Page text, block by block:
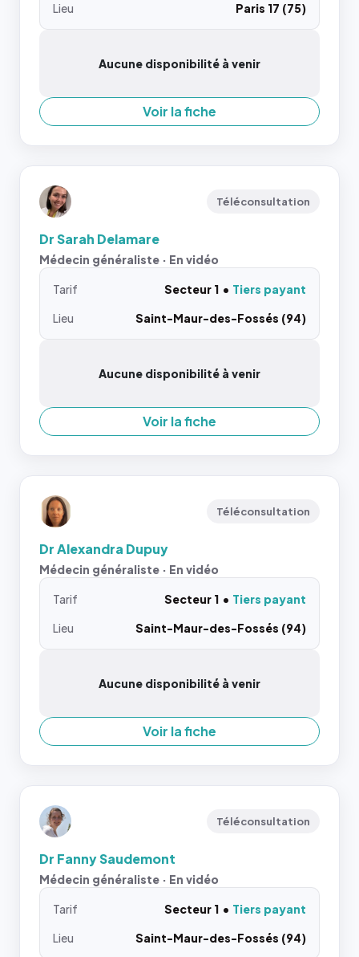
Lieu
Paris 17 (75)
Aucune disponibilité à venir
Voir la fiche
Téléconsultation
Dr Sarah Delamare
Médecin généraliste · En vidéo
Tarif Secteur 1
Tiers payant
Lieu
Saint-Maur-des-Fossés (94)
Aucune disponibilité à venir
Voir la fiche
Téléconsultation
Dr Alexandra Dupuy
Médecin généraliste · En vidéo
Tarif Secteur 1
Tiers payant
Lieu
Saint-Maur-des-Fossés (94)
Aucune disponibilité à venir
Voir la fiche
Téléconsultation
Dr Fanny Saudemont
Médecin généraliste · En vidéo
Tarif Secteur 1
Tiers payant
Lieu
Saint-Maur-des-Fossés (94)